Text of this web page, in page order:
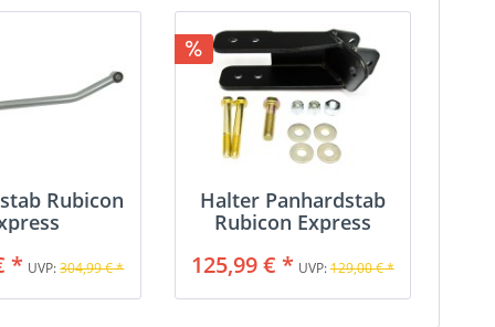
Rubicon
* UVP:304,99 € *
Halter Panhardstab
Rubicon Express
125,99 € * UVP:129,00 € *